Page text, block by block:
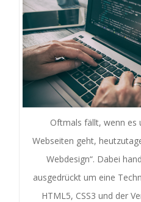
Oftmals fällt, wenn es
Webseiten geht,
Webdesign“. Dabei
ausgedrückt um eine
HTML5, CSS3 und der